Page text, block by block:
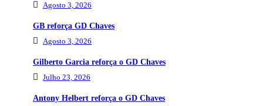
Agosto 3, 2026
GB reforça GD Chaves
Agosto 3, 2026
Gilberto Garcia reforça o GD Chaves
Julho 23, 2026
Antony Helbert reforça o GD Chaves